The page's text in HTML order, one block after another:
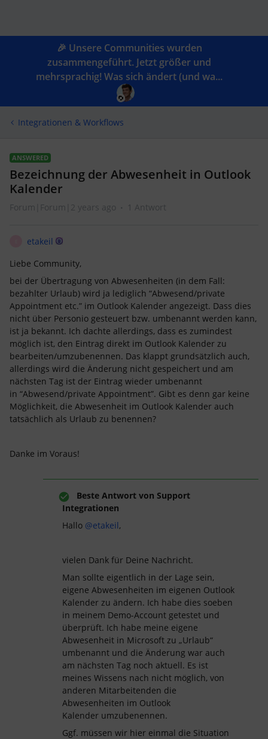
🎉 Unsere Communities wurden
zusammengeführt. Jetzt größer und
mehrsprachig! Was sich ändert (und wa...
Integrationen & Workflows
ANSWERED
Bezeichnung der Abwesenheit in Outlook
Kalender
Forum|Forum|2 years ago 1 Antwort
etakeil
Liebe Community,
bei der Übertragung von Abwesenheiten (in dem Fall:
bezahlter Urlaub) wird ja lediglich “Abwesend/private
Appointment etc.” im Outlook Kalender angezeigt. Dass dies
nicht über Personio gesteuert bzw. umbenannt werden kann,
ist ja bekannt. Ich dachte allerdings, dass es zumindest
möglich ist, den Eintrag direkt im Outlook Kalender zu
bearbeiten/umzubenennen. Das klappt grundsätzlich auch,
allerdings wird die Änderung nicht gespeichert und am
nächsten Tag ist der Eintrag wieder umbenannt
in “Abwesend/private Appointment”. Gibt es denn gar keine
Möglichkeit, die Abwesenheit im Outlook Kalender auch
tatsächlich als Urlaub zu benennen?
Danke im Voraus!
Beste Antwort von Support
Integrationen
Hallo @etakeil,
vielen Dank für Deine Nachricht.
Man sollte eigentlich in der Lage sein,
eigene Abwesenheiten im eigenen Outlook
Kalender zu ändern. Ich habe dies soeben
in meinem Demo-Account getestet und
überprüft. Ich habe meine eigene
Abwesenheit in Microsoft zu „Urlaub“
umbenannt und die Änderung war auch
am nächsten Tag noch aktuell. Es ist
meines Wissens nach nicht möglich, von
anderen Mitarbeitenden die
Abwesenheiten im Outlook
Kalender umzubenennen.
Ggf. müssen wir hier einmal die Situation